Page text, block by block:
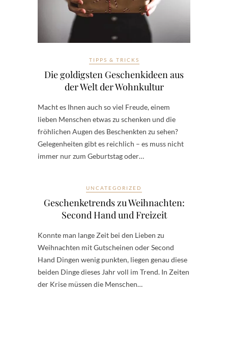
TIPPS & TRICKS
Die goldigsten Geschenkideen aus
der Welt der Wohnkultur
Macht es Ihnen auch so viel Freude, einem
lieben Menschen etwas zu schenken und die
fröhlichen Augen des Beschenkten zu sehen?
Gelegenheiten gibt es reichlich – es muss nicht
immer nur zum Geburtstag oder…
UNCATEGORIZED
Geschenketrends zu Weihnachten:
Second Hand und Freizeit
Konnte man lange Zeit bei den Lieben zu
Weihnachten mit Gutscheinen oder Second
Hand Dingen wenig punkten, liegen genau diese
beiden Dinge dieses Jahr voll im Trend. In Zeiten
der Krise müssen die Menschen…